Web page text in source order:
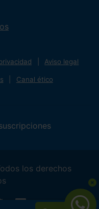
Aviso legal
Canal ético
los derechos